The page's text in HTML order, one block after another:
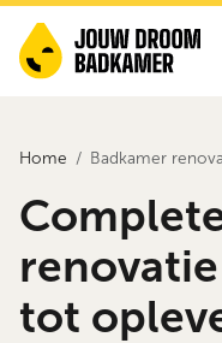
Home Badkamer
tot